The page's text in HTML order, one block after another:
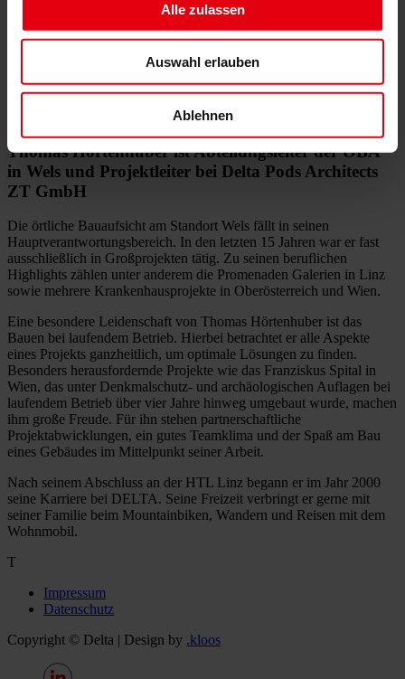
Alle zulassen
Auswahl erlauben
Ablehnen
DELTA Management Team
Thomas Hörtenhuber
Thomas Hörtenhuber ist Abteilungsleiter der ÖBA
in Wels und Projektleiter bei Delta Pods Architects
ZT GmbH
Die örtliche Bauaufsicht am Standort Wels fällt in seinen
Hauptverantwortungsbereich. In den letzten 15 Jahren war er fast
ausschließlich in Großprojekten tätig. Zu seinen beruflichen
Highlights zählen unter anderem die Promenaden Galerien in Linz
sowie mehrere Krankenhausprojekte in Oberösterreich und Wien.
Eine besondere Leidenschaft von Thomas Hörtenhuber ist das
Bauen bei laufendem Betrieb. Hierbei betrachtet er alle Aspekte
eines Projekts ganzheitlich, um optimale Lösungen zu finden.
Besonders herausfordernde Projekte wie das Franziskus Spital in
Wien, das unter Denkmalschutz- und archäologischen Auflagen bei
laufendem Betrieb über vier Jahre hinweg umgebaut wurde, machen
ihm große Freude. Für ihn stehen partnerschaftliche
Projektabwicklungen, ein gutes Teamklima und der Spaß am Bau
eines Gebäudes im Mittelpunkt seiner Arbeit.
Nach seinem Abschluss an der HTL Linz begann er im Jahr 2000
seine Karriere bei DELTA. Seine Freizeit verbringt er gerne mit
seiner Familie beim Mountainbiken, Wandern und Reisen mit dem
Wohnmobil.
T
Impressum
Datenschutz
Copyright © Delta | Design by .kloos